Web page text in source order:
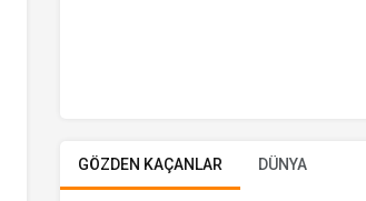
GÖZDEN KAÇANLAR DÜNYA